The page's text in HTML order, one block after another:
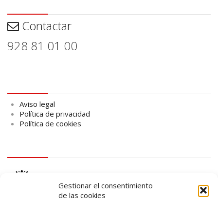
Gestionar el consentimiento
de las cookies
Contactar
928 81 01 00
Aviso legal
Política de privacidad
Política de cookies